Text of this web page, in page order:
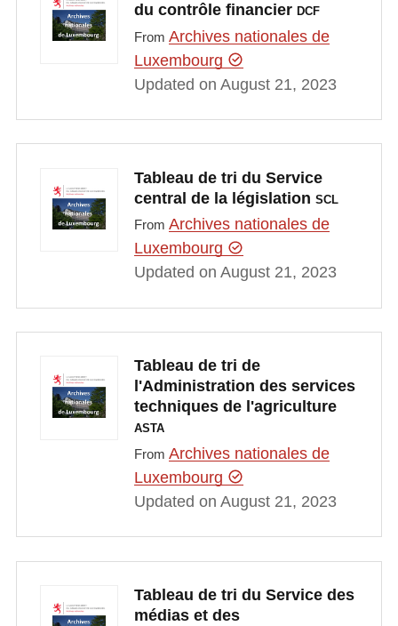
du contrôle financier DCF
From Archives nationales de
Luxembourg
Updated on August 21, 2023
Tableau de tri du Service
central de la législation SCL
From Archives nationales de
Luxembourg
Updated on August 21, 2023
Tableau de tri de
l'Administration des services
techniques de l'agriculture
ASTA
From Archives nationales de
Luxembourg
Updated on August 21, 2023
Tableau de tri du Service des
médias et des